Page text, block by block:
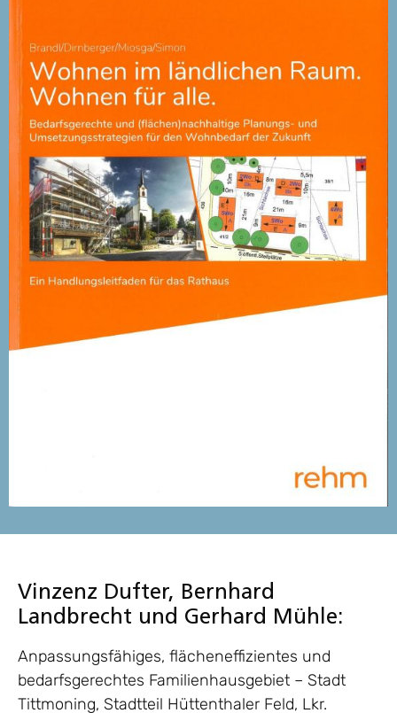
Vinzenz Dufter, Bernhard
Landbrecht und Gerhard Mühle:
Anpassungsfähiges, flächeneffizientes und
bedarfsgerechtes Familienhausgebiet – Stadt
Tittmoning, Stadtteil Hüttenthaler Feld, Lkr.